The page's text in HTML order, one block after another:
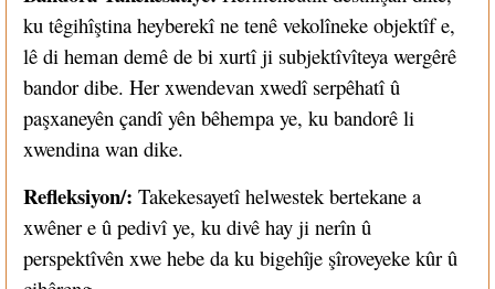
ku têgihîştina heyberekî ne tenê vekolîneke objektîf e,
lê di heman demê de bi xurtî ji subjektîvîteya wergêrê
bandor dibe. Her xwendevan xwedî serpêhatî û
paşxaneyên çandî yên bêhempa ye, ku bandorê li
xwendina wan dike.
Refleksiyon/: Takekesayetî helwestek bertekane a
xwêner e û pedivî ye, ku divê hay ji nerîn û
perspektîvên xwe hebe da ku bigehîje şîroveyeke kûr û